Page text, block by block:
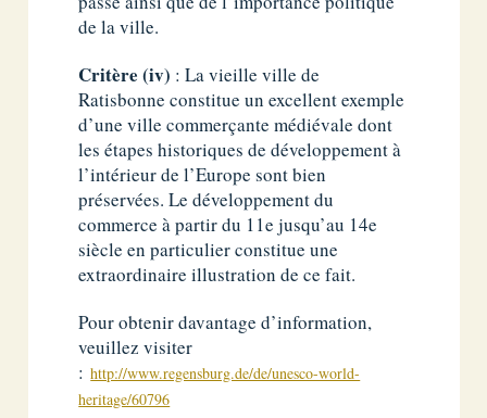
de la ville.
Critère (iv) : La vieille ville de
Ratisbonne constitue un excellent exemple
d’une ville commerçante médiévale dont
les étapes historiques de développement à
l’intérieur de l’Europe sont bien
préservées. Le développement du
commerce à partir du 11e jusqu’au 14e
siècle en particulier constitue une
extraordinaire illustration de ce fait.
Pour obtenir davantage d’information,
veuillez visiter
:http://www.regensburg.de/de/unesco-world-
heritage/60796